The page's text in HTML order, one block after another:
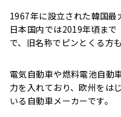
1967年に設立された韓国
日本国内では2019年頃ま
で、旧名称でピンとくる方
電気自動車や燃料電池自動
力を入れており、欧州をは
いる自動車メーカーです。